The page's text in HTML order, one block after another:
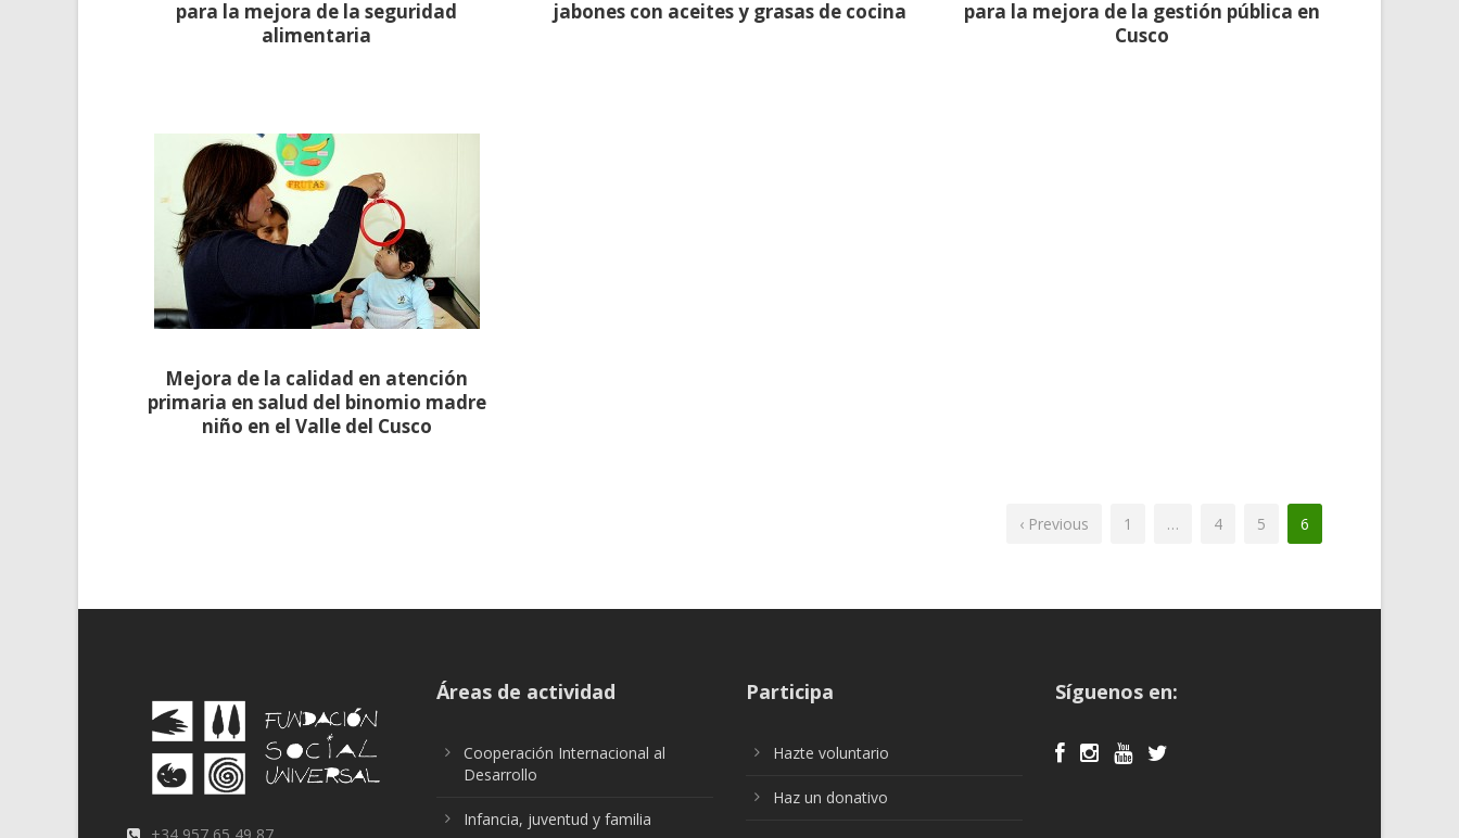
para la mejora de la seguridad
alimentaria
jabones con aceites y grasas de cocina
para la mejora de la gestión pública en
Cusco
Mejora de la calidad en atención
primaria en salud del binomio madre
niño en el Valle del Cusco
‹ Previous 1 … 4 5 6
Áreas de actividad
Cooperación Internacional al
Desarrollo
Infancia, juventud y familia
Participa
Hazte voluntario
Haz un donativo
Síguenos en: